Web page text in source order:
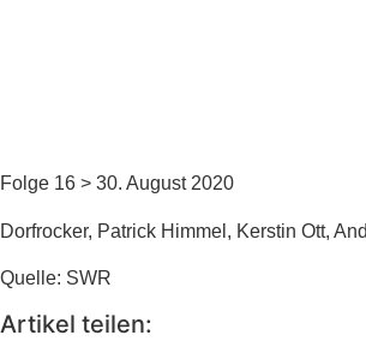
Folge 16 > 30. August 2020
Dorfrocker, Patrick Himmel, Kerstin Ott,
Quelle: SWR
Artikel teilen: